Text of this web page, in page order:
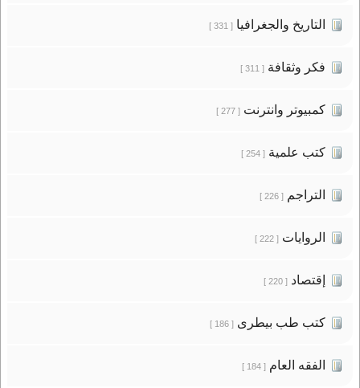
التاريخ والجغرافيا[ 331 ]
فكر وثقافة[ 311 ]
كمبيوتر وانترنت[ 277 ]
كتب علمية[ 254 ]
التراجم[ 226 ]
الروايات[ 222 ]
إقتصاد[ 220 ]
كتب طب بيطرى[ 186 ]
الفقه العام[ 184 ]